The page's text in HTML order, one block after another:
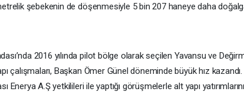
şebekenin de döşenmesiyle 5 bin 207 haneye daha
2016 yılında pilot bölge olarak seçilen Yavansu ve
çalışmaları, Başkan Ömer Günel döneminde büyük hız
Enerya A.Ş yetkilileri ile yaptığı görüşmelerle alt yapı